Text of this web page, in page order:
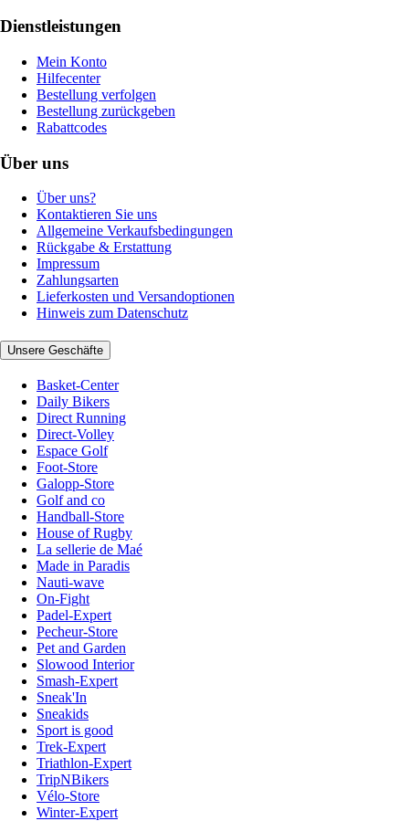
Dienstleistungen
Mein Konto
Hilfecenter
Bestellung verfolgen
Bestellung zurückgeben
Rabattcodes
Über uns
Über uns?
Kontaktieren Sie uns
Allgemeine Verkaufsbedingungen
Rückgabe & Erstattung
Impressum
Zahlungsarten
Lieferkosten und Versandoptionen
Hinweis zum Datenschutz
Unsere Geschäfte
Basket-Center
Daily Bikers
Direct Running
Direct-Volley
Espace Golf
Foot-Store
Galopp-Store
Golf and co
Handball-Store
House of Rugby
La sellerie de Maé
Made in Paradis
Nauti-wave
On-Fight
Padel-Expert
Pecheur-Store
Pet and Garden
Slowood Interior
Smash-Expert
Sneak'In
Sneakids
Sport is good
Trek-Expert
Triathlon-Expert
TripNBikers
Vélo-Store
Winter-Expert